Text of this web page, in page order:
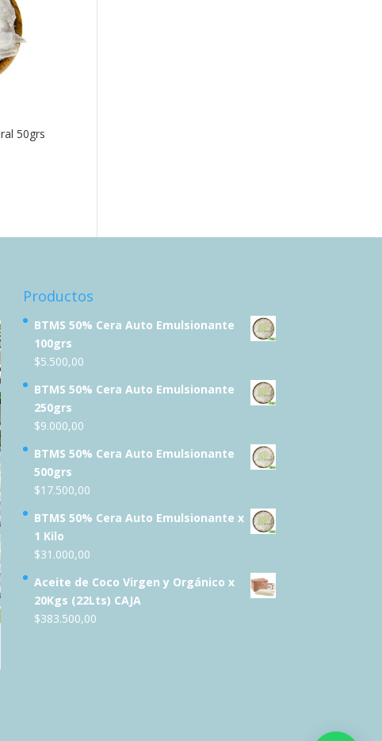
50grs
Productos
BTMS 50% Cera Auto Emulsionante
100grs
$5.500,00
BTMS 50% Cera Auto Emulsionante
250grs
$9.000,00
BTMS 50% Cera Auto Emulsionante
500grs
$17.500,00
BTMS 50% Cera Auto Emulsionante x
1 Kilo
$31.000,00
Aceite de Coco Virgen y Orgánico x
20Kgs (22Lts) CAJA
$383.500,00